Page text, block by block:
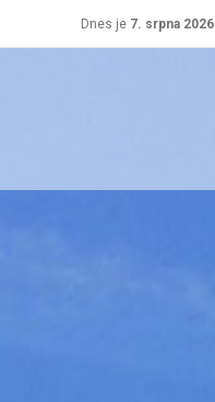
Dnes je 7. srpna 2026